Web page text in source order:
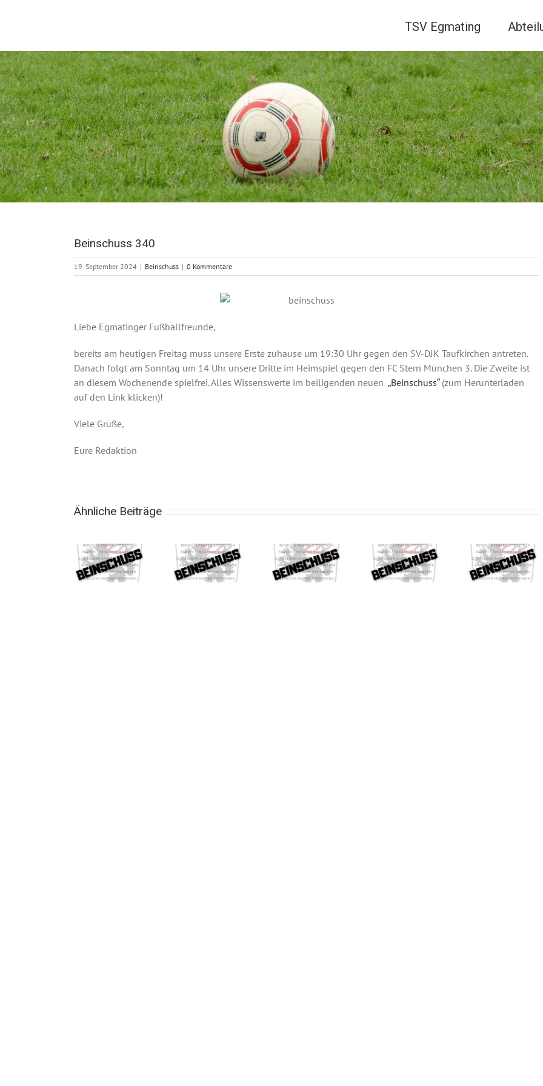
TSV Egmating
Beinschuss 340
19. September 2024 | Beinschuss | 0 Kommentare
Liebe Egmatinger Fußballfreunde,
bereits am heutigen Freitag muss unsere Erste zuhause um 19:30 Uhr gegen den SV-DJK Taufkirchen antreten.
Danach folgt am Sonntag um 14 Uhr unsere Dritte im Heimspiel gegen den FC Stern München 3. Die Zweite ist
an diesem Wochenende spielfrei. Alles Wissenswerte im beiligenden neuen „Beinschuss“(zum Herunterladen
auf den Link klicken)!
Viele Grüße,
Eure Redaktion
Ähnliche Beiträge
Beinschuss
358
Beinschuss
357
Beinschuss
356
Beinschuss
355
359